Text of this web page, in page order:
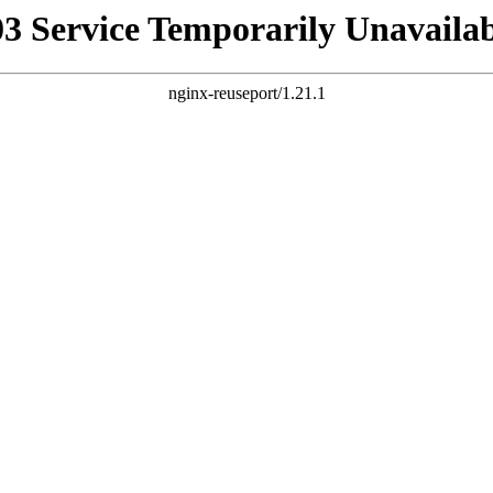
Service Temporarily
nginx-reuseport/1.21.1